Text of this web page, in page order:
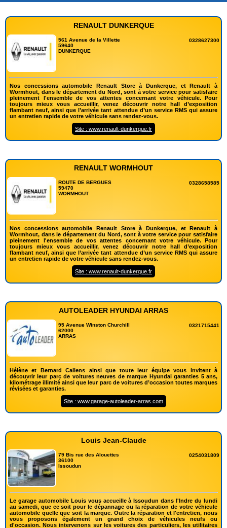
RENAULT DUNKERQUE
561 Avenue de la Villette
59640
DUNKERQUE
0328627300
Nos concessions automobile Renault Store à Dunkerque, et Renault à
Wormhout, dans le département du Nord, sont à votre service pour satisfaire
pleinement l'ensemble de vos attentes concernant votre véhicule. Pour
toujours mieux vous accueillir, venez découvrir notre hall d’exposition
flambant neuf, ainsi que l’arrivée tant attendue d’un service RMS qui assure
un entretien rapide de votre véhicule sans rendez-vous.
Site : www.renault-dunkerque.fr
RENAULT WORMHOUT
ROUTE DE BERGUES
59470
WORMHOUT
0328658585
Nos concessions automobile Renault Store à Dunkerque, et Renault à
Wormhout, dans le département du Nord, sont à votre service pour satisfaire
pleinement l'ensemble de vos attentes concernant votre véhicule. Pour
toujours mieux vous accueillir, venez découvrir notre hall d’exposition
flambant neuf, ainsi que l’arrivée tant attendue d’un service RMS qui assure
un entretien rapide de votre véhicule sans rendez-vous.
Site : www.renault-dunkerque.fr
AUTOLEADER HYUNDAI ARRAS
95 Avenue Winston Churchill
62000
ARRAS
0321715441
Hélène et Bernard Callens ainsi que toute leur équipe vous invitent à
découvrir leur parc de voitures neuves de marque Hyundai garanties 5 ans,
kilométrage illimité ainsi que leur parc de voitures d’occasion toutes marques
révisées et garanties.
Site : www.garage-autoleader-arras.com
Louis Jean-Claude
79 Bis rue des Alouettes
36100
Issoudun
0254031809
Le garage automobile Louis vous accueille à Issoudun dans l'Indre du lundi
au samedi, que ce soit pour le dépannage ou la réparation de votre véhicule
automobile quelle que soit la marque. Outre la réparation et l'entretien, nous
vous proposons également un grand choix de véhicules neufs ou
d'occasion. Nous intervenons sur les voitures des particuliers, les utilitaires